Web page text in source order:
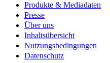
Produkte & Mediadaten
Presse
Über uns
Inhaltsübersicht
Nutzungsbedingungen
Datenschutz